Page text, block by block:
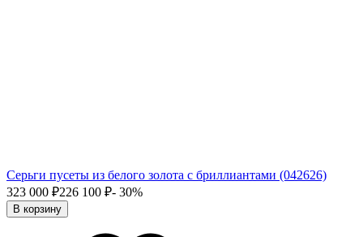
Серьги пусеты из белого золота с бриллиантами (042626)
323 000 ₽226 100 ₽- 30%
В корзину